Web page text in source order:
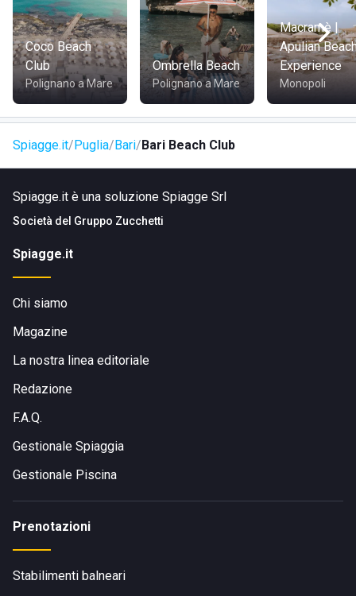
Coco Beach
Club
Polignano a Mare
Ombrella Beach
Polignano a Mare
Macramè |
Apulian
Experience
Monopoli
Spiagge.it Puglia Bari Bari Beach Club
Spiagge.it è una soluzione Spiagge Srl
Società del Gruppo Zucchetti
Spiagge.it
Chi siamo
Magazine
La nostra linea editoriale
Redazione
F.A.Q.
Gestionale Spiaggia
Gestionale Piscina
Prenotazioni
Stabilimenti balneari